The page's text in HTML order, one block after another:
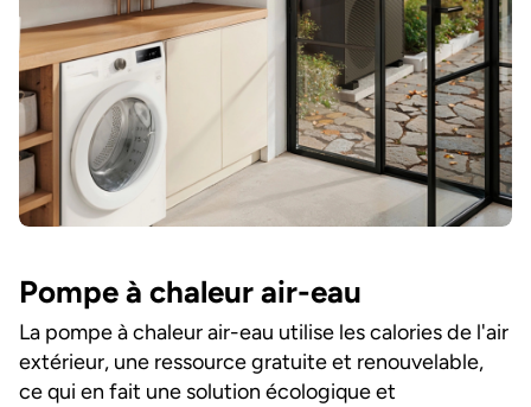
Pompe à chaleur air-eau
La pompe à chaleur air-eau utilise les calories de l'air
extérieur, une ressource gratuite et renouvelable,
ce qui en fait une solution écologique et